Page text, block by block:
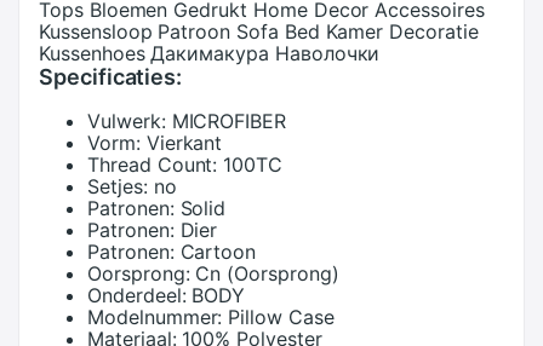
Tops Bloemen Gedrukt Home Decor Accessoires
Kussensloop Patroon Sofa Bed Kamer Decoratie
Kussenhoes Дакимакура Наволочки
Specificaties:
Vulwerk: MICROFIBER
Vorm: Vierkant
Thread Count: 100TC
Setjes: no
Patronen: Solid
Patronen: Dier
Patronen: Cartoon
Oorsprong: Cn (Oorsprong)
Onderdeel: BODY
Modelnummer: Pillow Case
Materiaal: 100% Polyester